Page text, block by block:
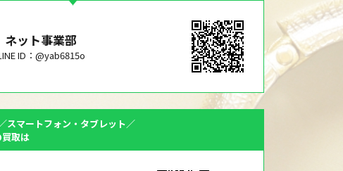
ネット事業部
ID：@yab6815o
スマートフォン・タブレット／
取は